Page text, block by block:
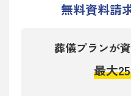
無料資料請
葬儀プランが
最大